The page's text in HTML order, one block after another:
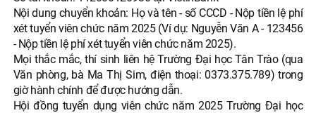
Nội dung chuyển khoản: Họ và tên - số CCCD - Nộp tiền lệ phí
xét tuyển viên chức năm 2025 (Ví dụ: Nguyễn Văn A - 123456
- Nộp tiền lệ phí xét tuyển viên chức năm 2025).
Mọi thắc mắc, thí sinh liên hệ Trường Đại học Tân Trào (qua
Văn phòng, bà Ma Thị Sim, điện thoại: 0373.375.789) trong
giờ hành chính để được hướng dẫn.
Hội đồng tuyển dụng viên chức năm 2025 Trường Đại học